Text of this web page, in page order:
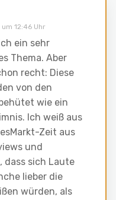
12:46 Uhr
ein sehr
Thema. Aber
recht: Diese
von den
wie ein
Ich weiß aus
Zeit aus
und
dass sich Laute
lieber die
würden, als